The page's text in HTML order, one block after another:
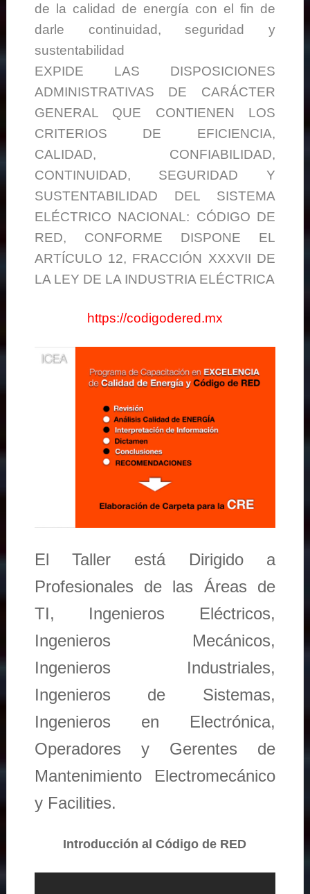
de la calidad de energía con el fin de
darle continuidad, seguridad y
sustentabilidad
EXPIDE LAS DISPOSICIONES
ADMINISTRATIVAS DE CARÁCTER
GENERAL QUE CONTIENEN LOS
CRITERIOS DE EFICIENCIA,
CALIDAD, CONFIABILIDAD,
CONTINUIDAD, SEGURIDAD Y
SUSTENTABILIDAD DEL SISTEMA
ELÉCTRICO NACIONAL: CÓDIGO DE
RED, CONFORME DISPONE EL
ARTÍCULO 12, FRACCIÓN XXXVII DE
LA LEY DE LA INDUSTRIA ELÉCTRICA
https://codigodered.mx
El Taller está Dirigido a
Profesionales de las Áreas de
TI, Ingenieros Eléctricos,
Ingenieros Mecánicos,
Ingenieros Industriales,
Ingenieros de Sistemas,
Ingenieros en Electrónica,
Operadores y Gerentes de
Mantenimiento Electromecánico
y Facilities.
Introducción al Código de RED